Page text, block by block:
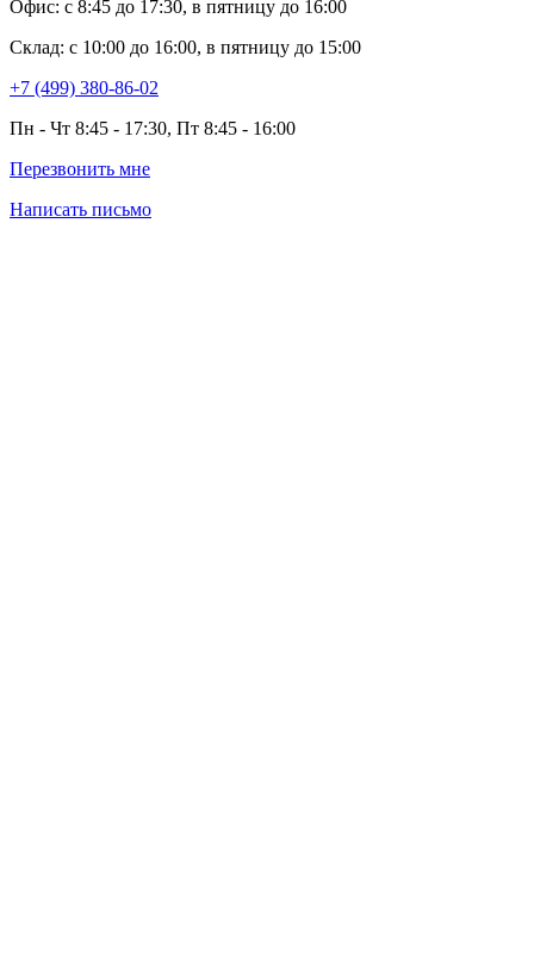
Офис: с 8:45 до 17:30, в пятницу до 16:00
Склад: с 10:00 до 16:00, в пятницу до 15:00
+7 (499) 380-86-02
Пн - Чт 8:45 - 17:30, Пт 8:45 - 16:00
Перезвонить мне
Написать письмо